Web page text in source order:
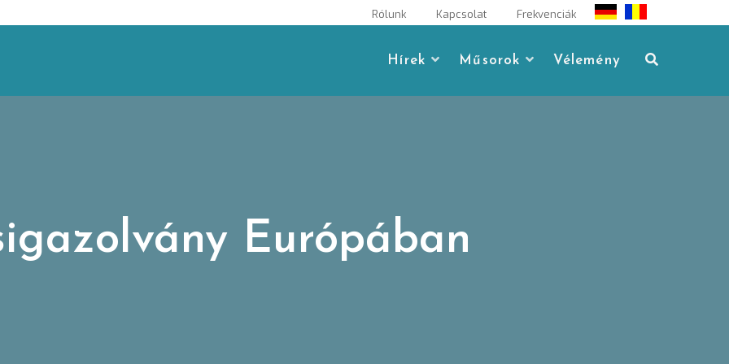
Rólunk Kapcsolat Frekvenciák
Hírek Műsorok Vélemény
Európában